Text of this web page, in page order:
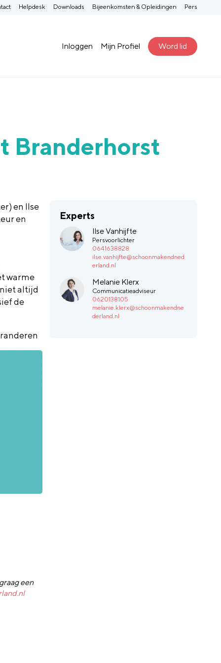
Inloggen Mijn Profiel Word lid
Helpdesk Downloads Bijeenkomsten & Opleidingen Pers
Branderhorst
en Ilse
en
warme
altijd
de
Experts
Ilse Vanhijfte
Persvoorlichter
0641638828
ilse.vanhijfte@schoonmakendned
erland.nl
Melanie Klerx
Communicatieadviseur
0620138105
melanie.klerx@schoonmakendne
derland.nl
een